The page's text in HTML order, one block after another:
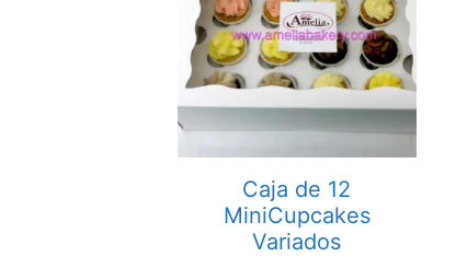
Caja de 12
MiniCupcakes
Variados